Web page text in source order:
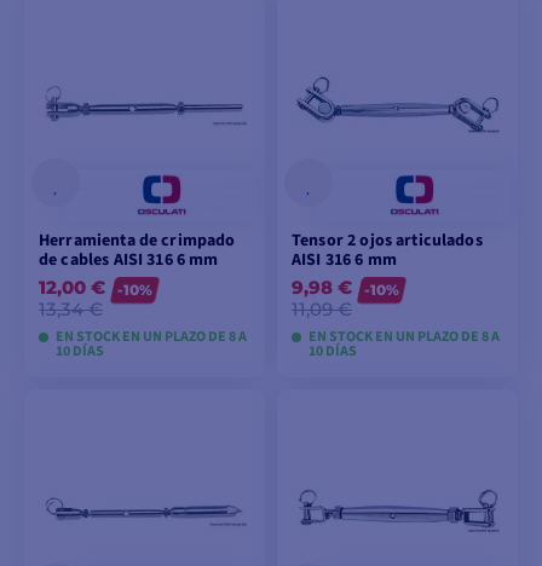
Herramienta de crimpado
de cables AISI 316 6 mm
12,00 €
13,34 €
-10%
EN STOCK EN UN PLAZO DE 8 A
10 DÍAS
Tensor 2 ojos articulados
AISI 316 6 mm
9,98 €
11,09 €
-10%
EN STOCK EN UN PLAZO DE 8 A
10 DÍAS